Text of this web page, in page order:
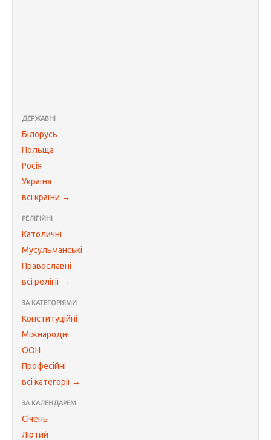
ДЕРЖАВНІ
Білорусь
Польща
Росія
Україна
всі країни →
РЕЛІГІЙНІ
Католичні
Мусульманські
Православні
всі релігії →
ЗА КАТЕГОРІЯМИ
Конституційні
Міжнародні
ООН
Професійні
всі категорії →
ЗА КАЛЕНДАРЕМ
Січень
Лютий